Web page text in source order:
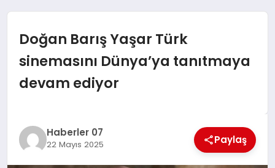
SPOR
TEKNOLOJI
MAGAZIN
Doğan Barış Yaşar Türk
sinemasını Dünya’ya tanıtmaya
devam ediyor
Haberler 07
22 Mayıs 2025 Paylaş